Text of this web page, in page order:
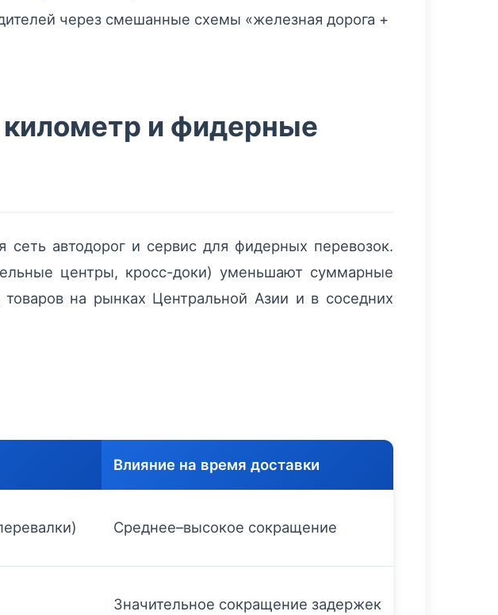
через смешанные схемы «железная дорога +
и фидерные
сеть автодорог и сервис для фидерных перевозок.
центры, кросс-доки) уменьшают суммарные
на рынках Центральной Азии и в соседних
Влияние на время доставки
Среднее–высокое сокращение
Значительное сокращение задержек